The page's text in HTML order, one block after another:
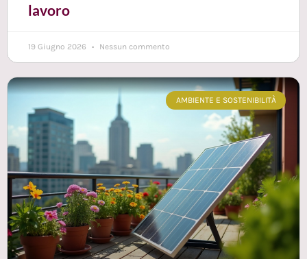
lavoro
19 Giugno 2026 Nessun commento
AMBIENTE E SOSTENIBILITÀ